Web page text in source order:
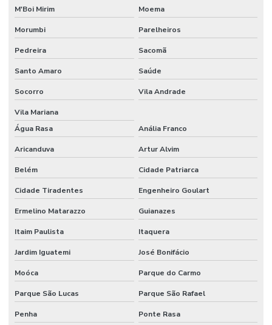
Empresa de tecnico de segurança do trabalho
Empresa terceirizada de bombeiro civil
Empresas de bombeiro civil
Empresas de consultoria em segurança do trabalho sp
Engenharia de segurança do trabalho consultoria
Fiscalização de paradas de manutenção
Formação em coaching de segurança do trabalho
Formação executiva em SST
Gerenciamento de paradas de manutenção
Gestão de produtos químicos
Gestão em saúde e segurança ocupacional
Gestão de segurança do trabalho
Higiene ocupacional e medicina do trabalho
Higiene ocupacional no ambiente de trabalho
M'Boi Mirim Moema
Morumbi Parelheiros
Pedreira Sacomã
Santo Amaro Saúde
Socorro Vila Andrade
Vila Mariana
Água Rasa
Anália Franco
Aricanduva Artur Alvim
Belém Cidade Patriarca
Cidade Tiradentes Engenheiro Goulart
Ermelino Matarazzo Guianazes
Itaim Paulista Itaquera
Jardim Iguatemi José Bonifácio
Moóca Parque do Carmo
Parque São Lucas Parque São Rafael
Penha Ponte Rasa